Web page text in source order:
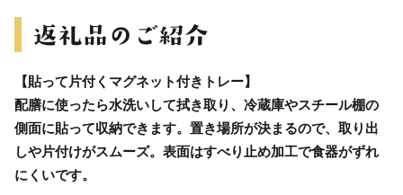
【貼って片付くマグネット付きトレー】
配膳に使ったら水洗いして拭き取り、冷蔵庫やスチール棚の
側面に貼って収納できます。置き場所が決まるので、取り出
しや片付けがスムーズ。表面はすべり止め加工で食器がずれ
にくいです。